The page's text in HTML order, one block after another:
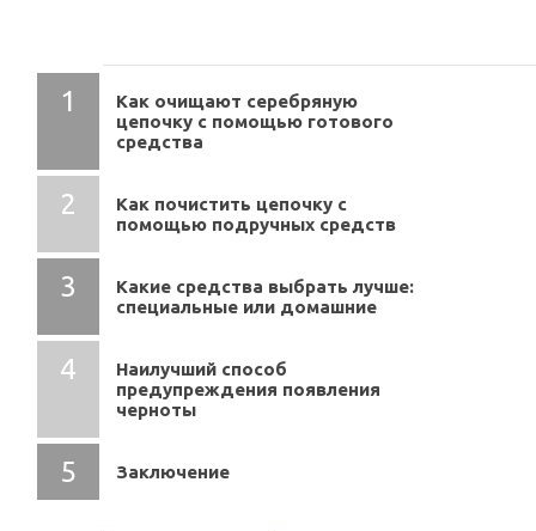
Как очищают серебряную
цепочку с помощью готового
средства
Как почистить цепочку с
помощью подручных средств
Какие средства выбрать лучше:
специальные или домашние
Наилучший способ
предупреждения появления
черноты
Заключение